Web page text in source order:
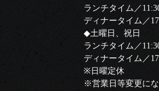
ランチタイム／
ディナータイム／
◆土曜日、祝日
ランチタイム／
ディナータイム／
※日曜定休
※営業日等変更に